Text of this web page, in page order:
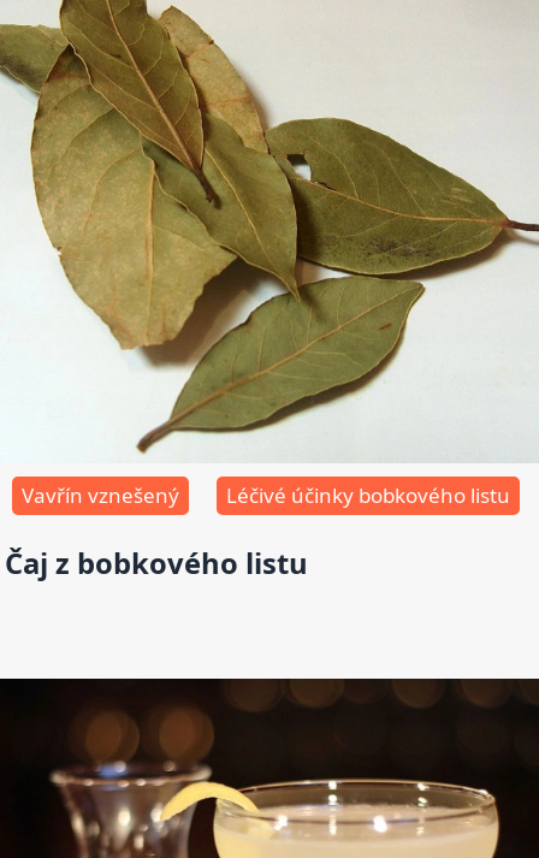
Vavřín vznešený Léčivé účinky bobkového listu
Čaj z bobkového listu